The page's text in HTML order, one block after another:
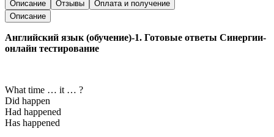
Описание Отзывы
Оплата и получение
Описание
Английский язык (обучение)-1. Готовые ответы Синергии-
онлайн тестирование
What time … it … ?
Did happen
Had happened
Has happened